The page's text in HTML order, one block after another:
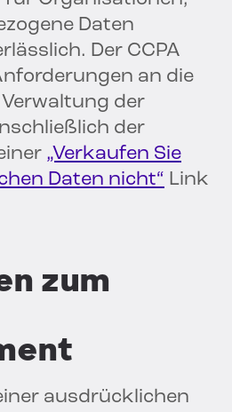
Daten
Der CCPA
an die
der
der
„Verkaufen Sie
Daten nicht“ Link
zum
ausdrücklichen